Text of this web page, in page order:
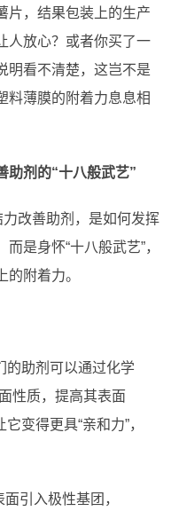
片，结果包装上的生产
人放心？或者你买了一
明看不清楚，这岂不是
料薄膜的附着力息息相
助剂的“十八般武艺”
改善助剂，是如何发挥
是身怀“十八般武艺”，
附着力。
的助剂可以通过化学
性质，提高其表面
变得更具“亲和力”，
引入极性基团，